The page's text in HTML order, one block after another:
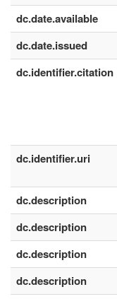
dc.date.available
dc.date.issued
dc.identifier.citation
dc.identifier.uri
dc.description
dc.description
dc.description
dc.description